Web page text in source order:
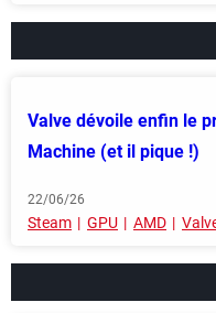
Valve dévoile enfin le
Machine (et il pique !)
22/06/26
Steam GPU AMD